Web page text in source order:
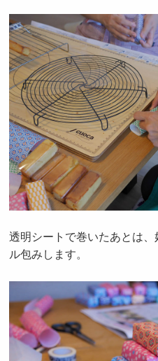
透明シートで巻いたあとは
ル包みします。